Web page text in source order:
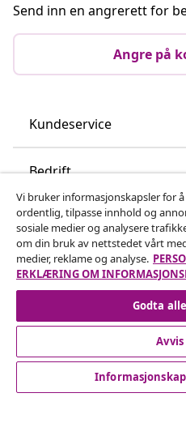
Send inn en angrerett for
Angre på
Kundeservice
Bedrift
vidaXL
Oppdag mer
© 2008-2026 vidaXL
Vi bruker informasjonskapsler for
ordentlig, tilpasse innhold og
sosiale medier og analysere
om din bruk av nettstedet vårt
medier, reklame og analyse.
ERKLÆRING OM
Godta